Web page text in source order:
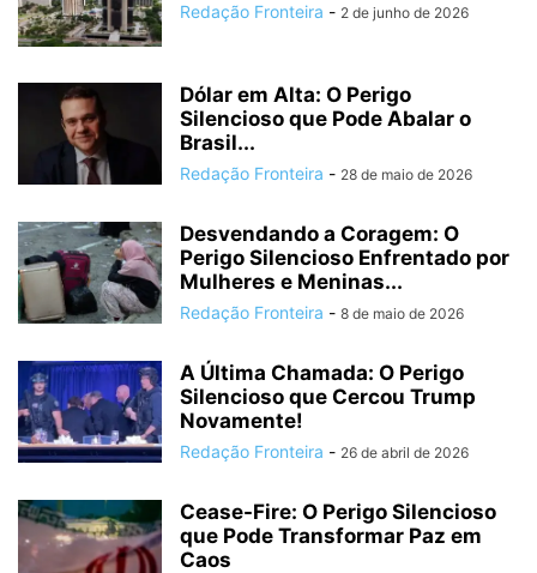
Redação Fronteira - 2 de junho de 2026
Dólar em Alta: O Perigo
Silencioso que Pode Abalar o
Brasil...
Redação Fronteira - 28 de maio de 2026
Desvendando a Coragem: O
Perigo Silencioso Enfrentado por
Mulheres e Meninas...
Redação Fronteira - 8 de maio de 2026
A Última Chamada: O Perigo
Silencioso que Cercou Trump
Novamente!
Redação Fronteira - 26 de abril de 2026
Cease-Fire: O Perigo Silencioso
que Pode Transformar Paz em
Caos